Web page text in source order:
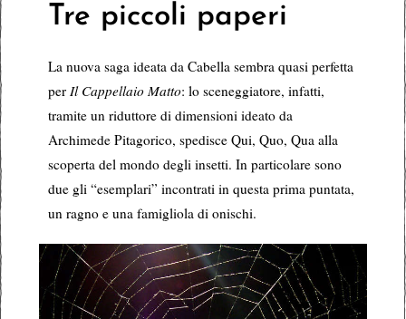
Tre piccoli paperi
La nuova saga ideata da Cabella sembra quasi perfetta
per Il Cappellaio Matto: lo sceneggiatore, infatti,
tramite un riduttore di dimensioni ideato da
Archimede Pitagorico, spedisce Qui, Quo, Qua alla
scoperta del mondo degli insetti. In particolare sono
due gli “esemplari” incontrati in questa prima puntata,
un ragno e una famigliola di onischi.